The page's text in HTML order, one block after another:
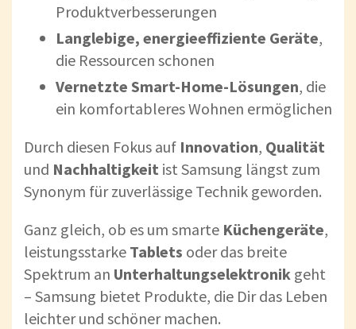
Produktverbesserungen
Langlebige, energieeffiziente Geräte,
die Ressourcen schonen
Vernetzte Smart-Home-Lösungen, die
ein komfortableres Wohnen ermöglichen
Durch diesen Fokus auf Innovation, Qualität
und Nachhaltigkeit ist Samsung längst zum
Synonym für zuverlässige Technik geworden.
Ganz gleich, ob es um smarte Küchengeräte,
leistungsstarke Tablets oder das breite
Spektrum an Unterhaltungselektronik geht
– Samsung bietet Produkte, die Dir das Leben
leichter und schöner machen.